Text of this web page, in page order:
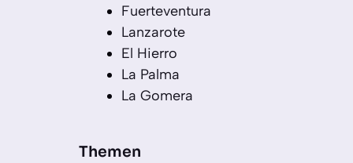
Fuerteventura
Lanzarote
El Hierro
La Palma
La Gomera
Themen